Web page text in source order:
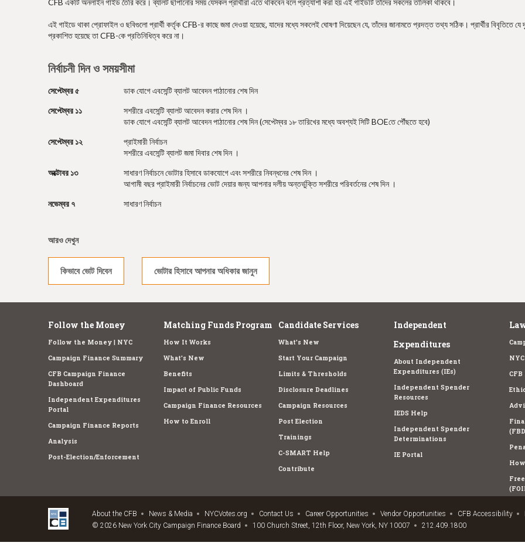
CFB একটি অনলাইন গাইড তৈরি করে। ব্যালট ছাপানোর সময় যেসকল প্রার্থীরা এতে থাকবেন বলে প্রত্যাশা করা হয় এই গাইডটি তাঁদের সকলের তালিকা থাকবে।
এই গাইডে থাকা প্রোফাইল ও ছবিগুলো প্রার্থী কর্তৃক CFB-র কাছে জমা দেওয়া হয়েছে, যাদের মধ্যে সকলেই ঘোষণা দিয়েছেন যে, তাঁদের জানামতে প্রদত্ত তথ্য সঠিক। প্রার্থীর বিবৃতিতে যে
প্রকাশিত হয়েছে তা CFB-কে প্রতিনিধিত্ব করে না।
নির্বাচনী দিন ও সময়সীমা
সেপ্টেম্বর ৫
ডাক যোগে এবসেন্টি ব্যালট আবেদন পাঠানোর শেষ দিন
সেপ্টেম্বর ১১
সশরীরে এবসেন্টি ব্যালট আবেদন করার শেষ দিন ।
ডাক যোগে এবসেন্টি ব্যালট আবেদন পাঠানোর শেষ দিন (সেপ্টেম্বর ১৮ তারিখের মধ্যে অবশ্যই সিটি BOEতে পৌঁছতে হবে)
সেপ্টেম্বর ১২
প্রাইমারী নির্বাচন
সশরীরে এবসেন্টি ব্যালট জমা দিবার শেষ দিন ।
অক্টোবর ১৩
সাধারণ নির্বাচনে ভোটার হিসাবে ডাকযোগে এবং সশরীরে নিবন্ধনের শেষ দিন ।
আগামী বছর প্রাইমারী নির্বাচনের ভোট দেয়ার জন্য আপনার দলীয় অন্তর্ভুক্তি সশরীরে পরিবর্তনের শেষ দিন ।
নভেম্বর ৭
সাধারণ নির্বাচন
আরও দেখুন
কিভাবে ভোট দিবেন ভোটার হিসাবে আপনার অধিকার জানুন
Follow the Money
Follow the Money | NYC
Campaign Finance Summary
CFB Campaign Finance
Dashboard
Independent Expenditures
Portal
Campaign Finance Reports
Analysis
Post-Election/Enforcement
Matching Funds Program
How It Works
What's New
Benefits
Impact of Public Funds
Campaign Finance Resources
How to Enroll
Candidate Services
What's New
Start Your Campaign
Limits & Thresholds
Disclosure Deadlines
Campaign Resources
Post Election
Trainings
C-SMART Help
Contribute
Independent
Expenditures
About Independent
Expenditures (IEs)
Independent Spender
Resources
IEDS Help
Independent Spender
Determinations
IE Portal
CFB
About the CFB News & Media NYCVotes.org Contact Us Career Opportunities Vendor Opportunities CFB Accessibility
© 2026 New York City Campaign Finance Board
100 Church Street, 12th Floor, New York, NY 10007 212.409.1800